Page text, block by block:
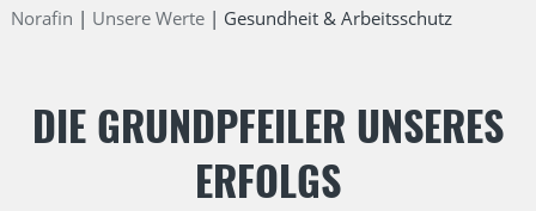
Norafin Unsere Werte Gesundheit & Arbeitsschutz
DIE GRUNDPFEILER UNSERES
ERFOLGS